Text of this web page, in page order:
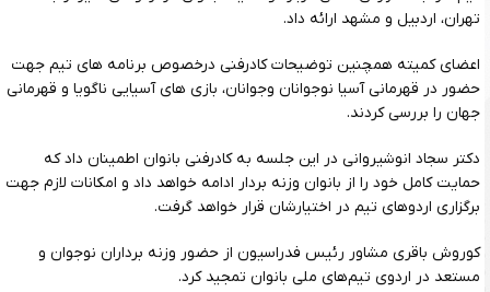
تهران، اردبیل و مشهد ارائه داد.
اعضای کمیته همچنین توضیحات کادرفنی درخصوص برنامه های تیم جهت
حضور در قهرمانی آسیا نوجوانان وجوانان، بازی های آسیایی ناگویا و قهرمانی
جهان را بررسی کردند.
دکتر سجاد انوشیروانی در این جلسه به کادرفنی بانوان اطمینان داد که
حمایت کامل خود را از بانوان وزنه بردار ادامه خواهد داد و امکانات لازم جهت
برگزاری اردوهای تیم در اختیارشان قرار خواهد گرفت.
کوروش باقری مشاور رئیس فدراسیون از حضور وزنه برداران نوجوان و
مستعد در اردوی تیم‌های ملی بانوان تمجید کرد.